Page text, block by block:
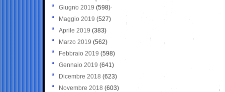
Giugno 2019 (598)
Maggio 2019 (527)
Aprile 2019 (383)
Marzo 2019 (562)
Febbraio 2019 (598)
Gennaio 2019 (641)
Dicembre 2018 (623)
Novembre 2018 (603)